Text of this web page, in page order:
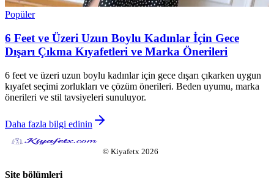
Popüler
6 Feet ve Üzeri Uzun Boylu Kadınlar İçin Gece
Dışarı Çıkma Kıyafetleri ve Marka Önerileri
6 feet ve üzeri uzun boylu kadınlar için gece dışarı çıkarken uygun
kıyafet seçimi zorlukları ve çözüm önerileri. Beden uyumu, marka
önerileri ve stil tavsiyeleri sunuluyor.
Daha fazla bilgi edinin
© Kiyafetx 2026
Site bölümleri